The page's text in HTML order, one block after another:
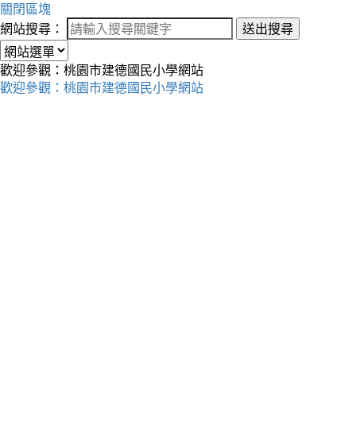
關閉區塊
網站搜尋：
送出搜尋
歡迎參觀：桃園市建德國民小學網站
歡迎參觀：桃園市建德國民小學網站